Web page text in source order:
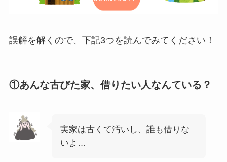
誤解を解くので、下記3つを読んでみてください！
①あんな古びた家、借りたい人なんている？
実家は古くて汚いし、誰も借りな
いよ…